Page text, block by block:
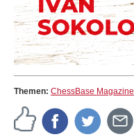
Themen: ChessBase Magazine